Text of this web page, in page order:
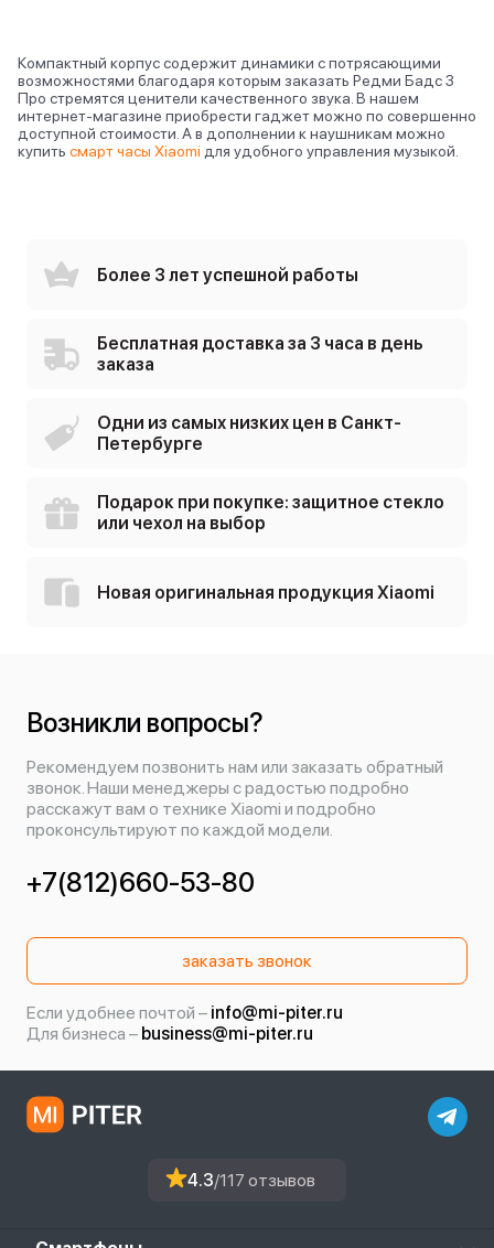
Компактный корпус содержит динамики с потрясающими
возможностями благодаря которым заказать Редми Бадс 3
Про стремятся ценители качественного звука. В нашем
интернет-магазине приобрести гаджет можно по совершенно
доступной стоимости. А в дополнении к наушникам можно
купить смарт часы Xiaomi для удобного управления музыкой.
Более 3 лет успешной работы
Бесплатная доставка за 3 часа в день
заказа
Одни из самых низких цен в Санкт-
Петербурге
Подарок при покупке: защитное стекло
или чехол на выбор
Новая оригинальная продукция Xiaomi
Возникли вопросы?
Рекомендуем позвонить нам или заказать обратный
звонок. Наши менеджеры с радостью подробно
расскажут вам о технике Xiaomi и подробно
проконсультируют по каждой модели.
+7(812)660-53-80
заказать звонок
Если удобнее почтой – info@mi-piter.ru
Для бизнеса – business@mi-piter.ru
4.3/117 отзывов